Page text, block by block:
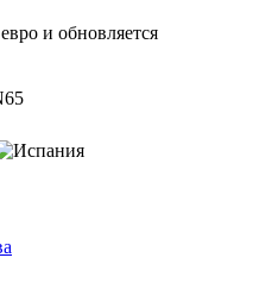
и обновляется